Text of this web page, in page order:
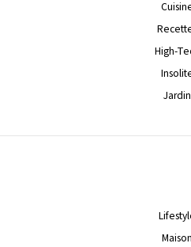
High-
Jardin
Maison